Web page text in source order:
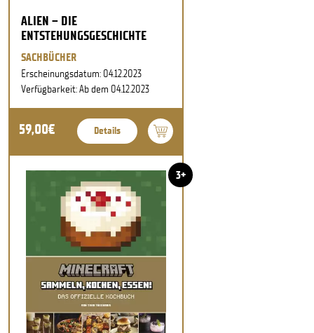
ALIEN – DIE
ENTSTEHUNGSGESCHICHTE
SACHBÜCHER
Erscheinungsdatum: 04.12.2023
Verfügbarkeit: Ab dem 04.12.2023
59,00€ Details
3+